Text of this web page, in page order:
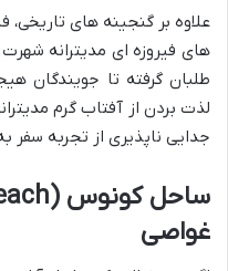
علاوه بر گنجینه های
های فیروزه ای مدیترانه
طلبان گرفته تا جویندگان
لذت بردن از آفتاب گرم
جدایی ناپذیری از تجربه سفر
غواصی